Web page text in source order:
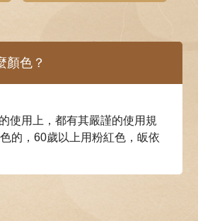
顏色？
使用上，都有其嚴謹的使用規
的，60歲以上用粉紅色，皈依